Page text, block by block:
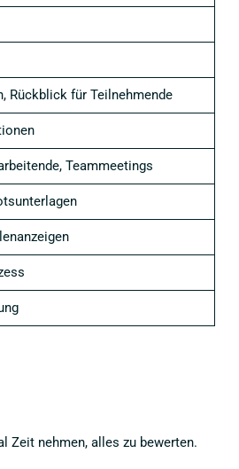
Rückblick für Teilnehmende
Teammeetings
Zeit nehmen, alles zu bewerten.